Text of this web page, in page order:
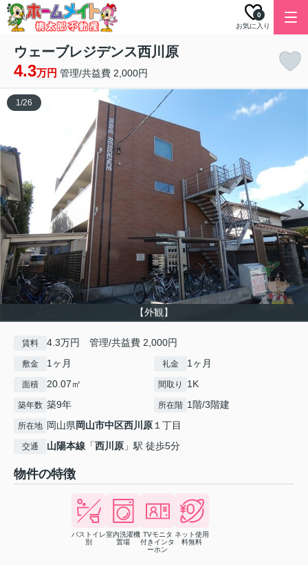
お気に入り
0
ウェーブレジデンス西川原
4.3万円 管理/共益費 2,000円
【外観】
1/26
賃料 4.3万円 管理/共益費 2,000円
敷金 1ヶ月 礼金 1ヶ月
面積 20.07㎡ 間取り 1K
築年数 築9年 所在階 1階/3階建
所在地 岡山県岡山市中区西川原１丁目
交通 山陽本線 「西川原 」駅 徒歩5分
物件の特徴
バストイレ
別
室内洗濯機
置場
TVモニタ
付きインタ
ーホン
ネット使用
料無料